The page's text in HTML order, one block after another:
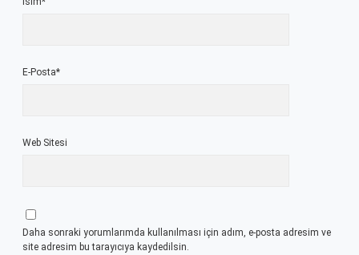
E-Posta*
Web Sitesi
Daha sonraki yorumlarımda kullanılması için adım, e-posta adresim ve
site adresim bu tarayıcıya kaydedilsin.